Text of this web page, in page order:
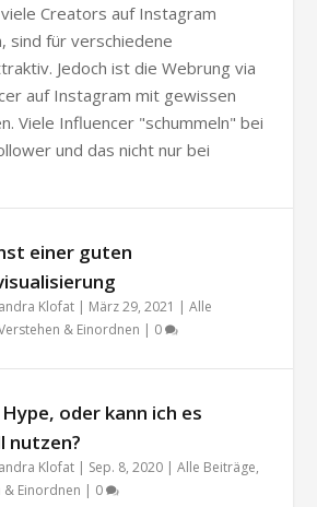
Creators auf Instagram
sind für verschiedene
Jedoch ist die Webrung via
auf Instagram mit gewissen
Viele Influencer "schummeln" bei
und das nicht nur bei
einer guten
Klofat | März 29, 2021 |Alle
& Einordnen | 0
Hype, oder kann ich es
nutzen?
Klofat | Sep. 8, 2020 |Alle Beiträge,
& Einordnen | 0